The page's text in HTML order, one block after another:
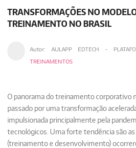
TRANSFORMAÇÕES NO
TREINAMENTO NO BRASIL
Autor: AULAPP EDTECH -
TREINAMENTOS
O panorama do treinamento corporativo
passado por uma transformação
impulsionada principalmente pela
tecnológicos. Uma forte tendência são as
(treinamento e desenvolvimento)